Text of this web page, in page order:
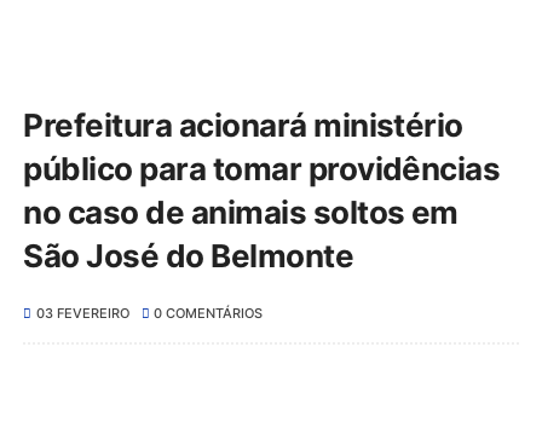
Prefeitura acionará ministério
público para tomar providências
no caso de animais soltos em
São José do Belmonte
03 FEVEREIRO 0 COMENTÁRIOS